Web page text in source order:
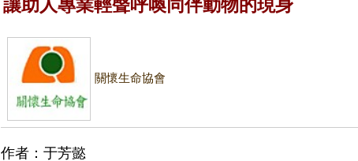
關懷生命協會
作者：于芳懿